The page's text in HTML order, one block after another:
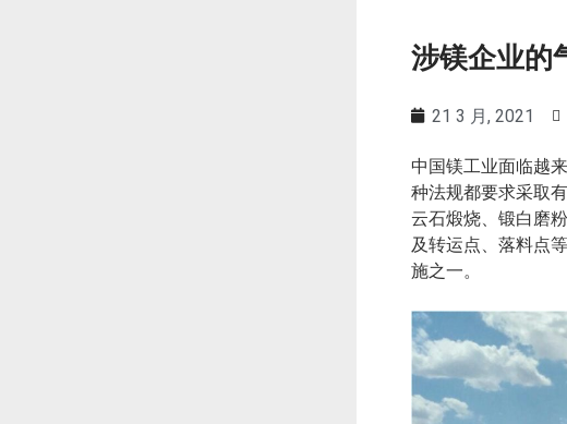
涉镁企业的
21 3 月, 2021
中国镁工业面临越
种法规都要求采取
云石煅烧、锻白磨
及转运点、落料点
施之一。